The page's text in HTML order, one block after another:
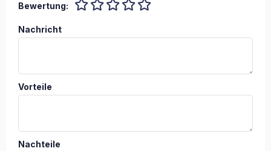
Bewertung:
Nachricht
Vorteile
Nachteile